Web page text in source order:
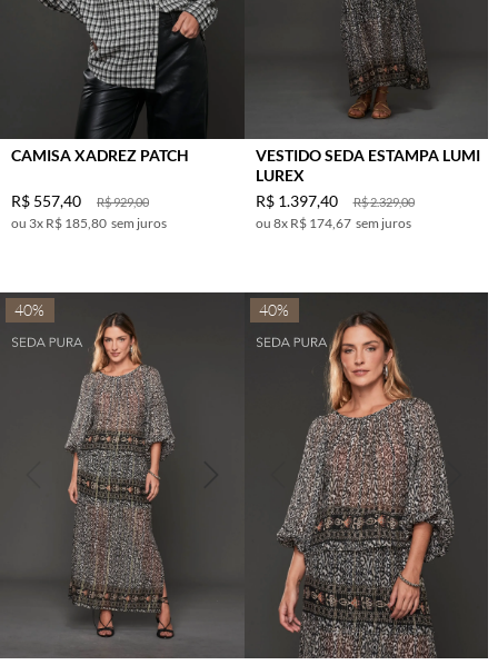
CAMISA XADREZ PATCH
R$929,00
R$ 557,40
3x R$ 185,80 sem juros
VESTIDO SEDA ESTAMPA LUMI
LUREX
R$2.329,00
R$ 1.397,40
8x R$ 174,67 sem juros
40% 40%